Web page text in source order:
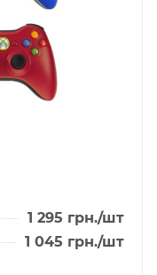
1 295 грн./шт
1 045 грн./шт